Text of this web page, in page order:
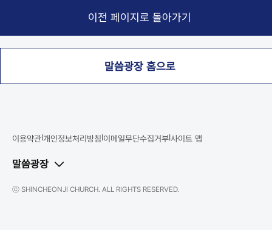
말씀광장 홈으로
이용약관개인정보처리방침 이메일무단수집거부사이트 맵
말씀광장
ⓒ SHINCHEONJI CHURCH. ALL RIGHTS RESERVED.